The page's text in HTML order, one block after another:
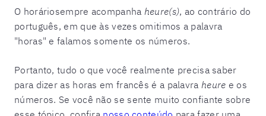
O horáriosempre acompanha heure(s), ao contrário do
português, em que às vezes omitimos a palavra
"horas" e falamos somente os números.
Portanto, tudo o que você realmente precisa saber
para dizer as horas em francês é a palavra heure e os
números. Se você não se sente muito confiante sobre